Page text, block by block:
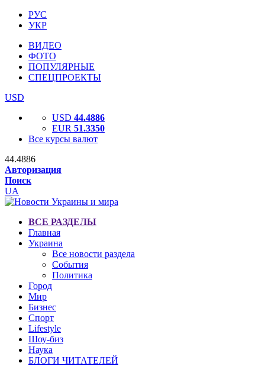
РУС
УКР
ВИДЕО
ФОТО
ПОПУЛЯРНЫЕ
СПЕЦПРОЕКТЫ
USD
USD 44.4886
EUR 51.3350
Все курсы валют
44.4886
Авторизация
Поиск
UA
ВСЕ РАЗДЕЛЫ
Главная
Украина
Все новости раздела
События
Политика
Город
Мир
Бизнес
Спорт
Lifestyle
Шоу-биз
Наука
БЛОГИ ЧИТАТЕЛЕЙ